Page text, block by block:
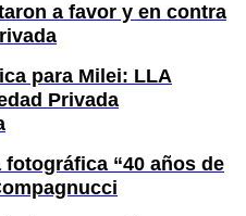
a favor y en contra
para Milei: LLA
Privada
“40 años de